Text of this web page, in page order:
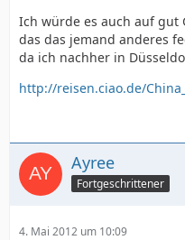
Ich würde es auch auf gut
das das jemand anderes
da ich nachher in
http://reisen.ciao.de/
Ayree
Fortgeschrittener
4. Mai 2012 um 10:09